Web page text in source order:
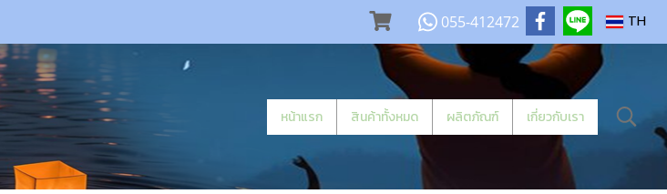
055-412472 TH
หน้าแรก สินค้าทั้งหมด ผลิตภัณฑ์ เกี่ยวกับเรา